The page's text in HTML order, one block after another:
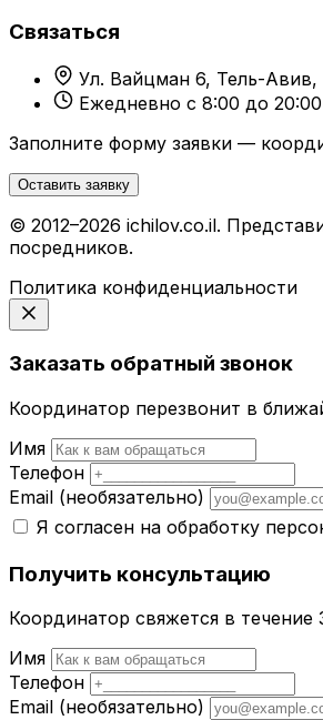
Связаться
Ул. Вайцман 6, Тель-Авив,
Ежедневно с 8:00 до 20:00
Заполните форму заявки —
Оставить заявку
© 2012–2026 ichilov.co.il.
посредников.
Политика конфиденциальности
Заказать обратный звонок
Координатор перезвонит в
Имя
Телефон
Email (необязательно)
Я согласен на обработку
Получить консультацию
Координатор свяжется в
Имя
Телефон
Email (необязательно)